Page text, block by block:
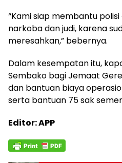
“Kami siap membantu
narkoba dan judi, karena
meresahkan,” bebernya.
Dalam kesempatan itu,
Sembako bagi Jemaat
dan bantuan biaya
serta bantuan 75 sak
Editor: APP